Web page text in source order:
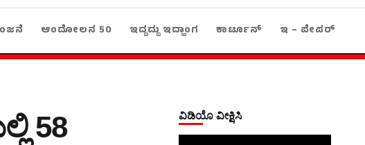
ಆಂದೋಲನ 50 ಇದ್ದದ್ದು ಇದ್ಹಾಂಗ ಕಾರ್ಟೂನ್ ಇ – ಪೇಪರ್
58
ವಿಡಿಯೊ ವೀಕ್ಷಿಸಿ